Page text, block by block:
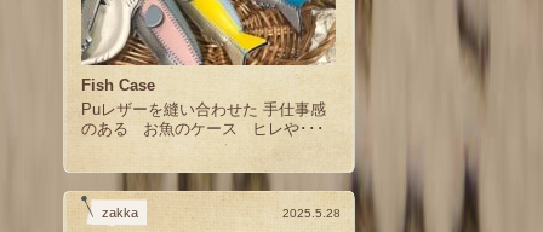
Fish Case
Puレザーを縫い合わせた 手仕事感
のある お魚のケース ヒレや･･･
zakka 2025.5.28